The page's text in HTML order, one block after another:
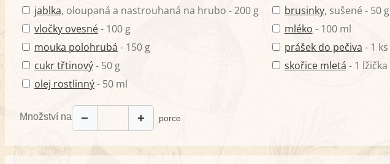
jablka, oloupaná a nastrouhaná na hrubo - 200 g
vločky ovesné- 100 g
mouka polohrubá - 150 g
cukr třtinový- 50 g
olej rostlinný- 50 ml
brusinky, sušené - 50 g
mléko - 100 ml
prášek do pečiva - 1 ks
skořice mletá - 1 lžička
Množství na − + porce